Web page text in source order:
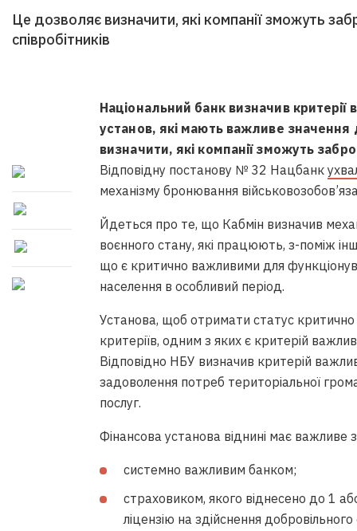
Це дозволяє визначити, які компанії зможуть
співробітників
Національний банк визначив критерії
установ, які мають важливе
визначити, які компанії зможуть
Відповідну постанову № 32 Нацбанк
механізму бронювання
Йдеться про те, що Кабмін визначив
воєнного стану, які працюють, з-поміж
що є критично важливими для
населення в особливий період.
Установа, щоб отримати статус
критеріїв, одним з яких є критерій
Відповідно НБУ визначив критерій
задоволення потреб територіальної
послуг.
Фінансова установа віднині має
системно важливим банком;
страховиком, якого віднесено до 1
ліцензію на здійснення